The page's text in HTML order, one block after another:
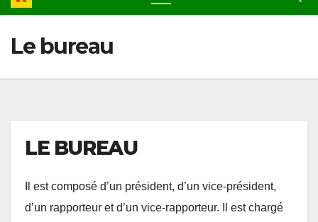
Le bureau
LE BUREAU
Il est composé d’un président, d’un vice-président,
d’un rapporteur et d’un vice-rapporteur. Il est chargé